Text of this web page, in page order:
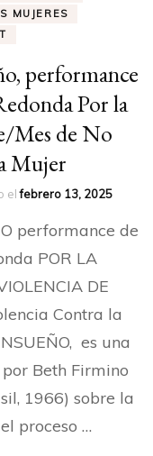
MUJERES
performance
Por la
Mes de No
Mujer
elfebrero 13, 2025
performance de
POR LA
DE
Contra la
es una
Beth Firmino
1966) sobre la
proceso …